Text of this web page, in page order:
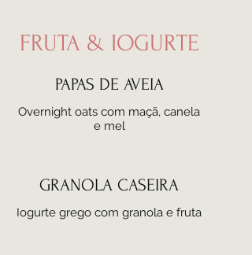
FRUTA & IOGURTE
PAPAS DE AVEIA
Overnight oats com maçã, canela
e mel
GRANOLA CASEIRA
Iogurte grego com granola e fruta